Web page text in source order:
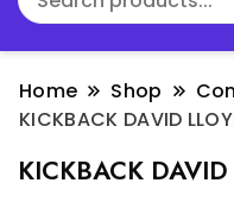
Home Shop
KICKBACK DAVID
KICKBACK